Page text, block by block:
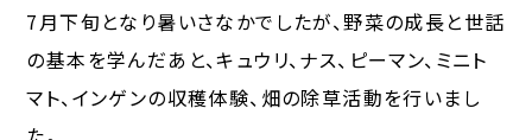
7月下旬となり暑いさなかでしたが、野菜の成長と世話
の基本を学んだあと、キュウリ、ナス、ピーマン、ミニト
マト、インゲンの収穫体験、畑の除草活動を行いまし